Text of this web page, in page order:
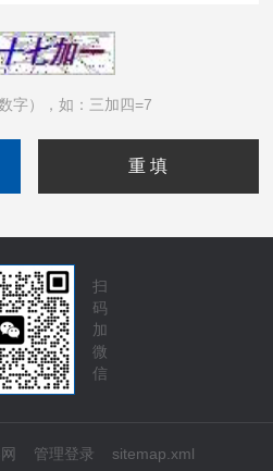
字），如：三加四=7
扫
码
加
微
信
管理登录 sitemap.xml